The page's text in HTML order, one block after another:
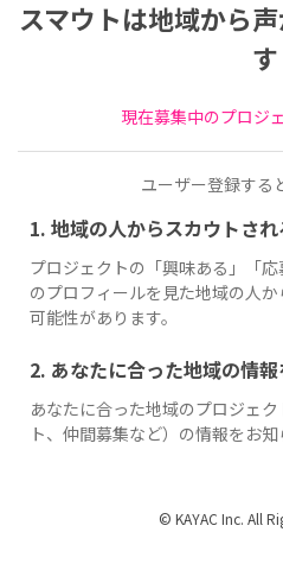
スマウトは地域から
す
現在募集中のプロジ
ユーザー登録する
1. 地域の人からスカウトされ
プロジェクトの「興味ある」「
のプロフィールを見た地域の人
可能性があります。
2. あなたに合った地域の情
あなたに合った地域のプロジェ
ト、仲間募集など）の情報をお知
© KAYAC Inc. All